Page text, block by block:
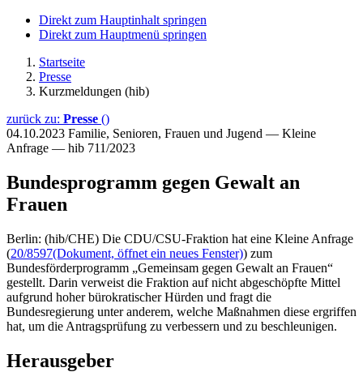
Direkt zum Hauptinhalt springen
Direkt zum Hauptmenü springen
Startseite
Presse
Kurzmeldungen (hib)
zurück zu: Presse ()
04.10.2023 Familie, Senioren, Frauen und Jugend — Kleine
Anfrage — hib 711/2023
Bundesprogramm gegen Gewalt an
Frauen
Berlin: (hib/CHE) Die CDU/CSU-Fraktion hat eine Kleine Anfrage
(20/8597(Dokument, öffnet ein neues Fenster)) zum
Bundesförderprogramm „Gemeinsam gegen Gewalt an Frauen“
gestellt. Darin verweist die Fraktion auf nicht abgeschöpfte Mittel
aufgrund hoher bürokratischer Hürden und fragt die
Bundesregierung unter anderem, welche Maßnahmen diese ergriffen
hat, um die Antragsprüfung zu verbessern und zu beschleunigen.
Herausgeber